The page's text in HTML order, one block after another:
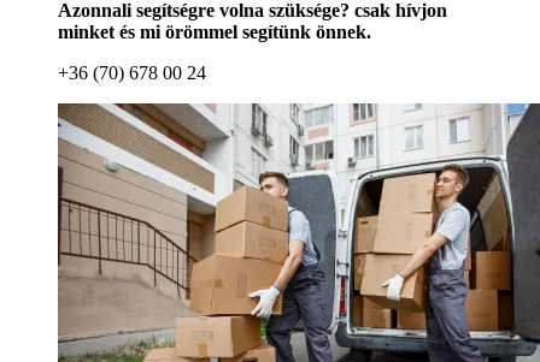
Azonnali segítségre volna szüksége? csak hívjon
minket és mi örömmel segítünk önnek.
+36 (70) 678 00 24